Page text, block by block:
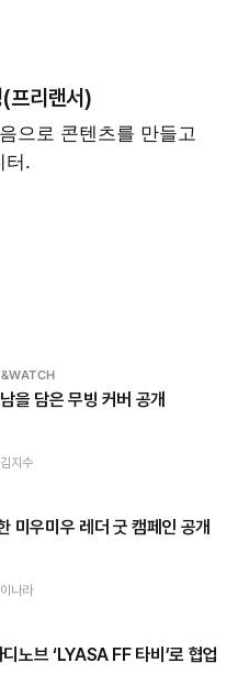
프리랜서)
으로 콘텐츠를 만들고
터.
을 담은 무빙 커버 공개
지수
미우미우 레더 굿 캠페인 공개
나라
노브 ‘LYASA FF 타비’로 협업